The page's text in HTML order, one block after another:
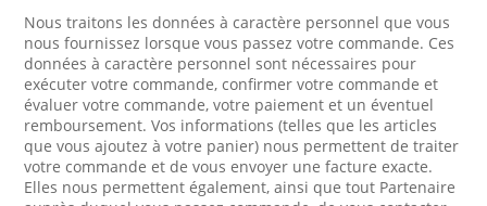
Nous traitons les données à caractère personnel que vous
nous fournissez lorsque vous passez votre commande. Ces
données à caractère personnel sont nécessaires pour
exécuter votre commande, confirmer votre commande et
évaluer votre commande, votre paiement et un éventuel
remboursement. Vos informations (telles que les articles
que vous ajoutez à votre panier) nous permettent de traiter
votre commande et de vous envoyer une facture exacte.
Elles nous permettent également, ainsi que tout Partenaire